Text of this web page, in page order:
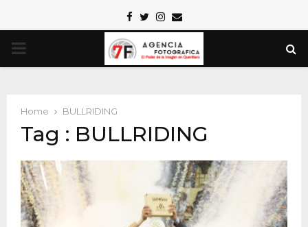
Facebook
TwitterInstagram
Email
PRIMARY
Home BULLRIDING
Tag : BULLRIDING